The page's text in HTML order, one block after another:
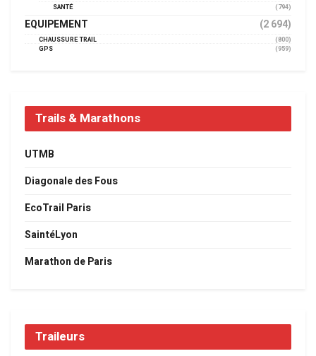
SANTÉ
(794)
EQUIPEMENT (2 694)
CHAUSSURE TRAIL
(800)
GPS
(959)
Trails & Marathons
UTMB
Diagonale des Fous
EcoTrail Paris
SaintéLyon
Marathon de Paris
Traileurs